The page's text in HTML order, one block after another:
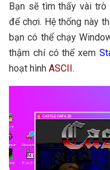
Bạn sẽ tìm thấy vài trò
để chơi. Hệ thống này
bạn có thể chạy
thậm chí có thể xem
hoạt hình ASCII .